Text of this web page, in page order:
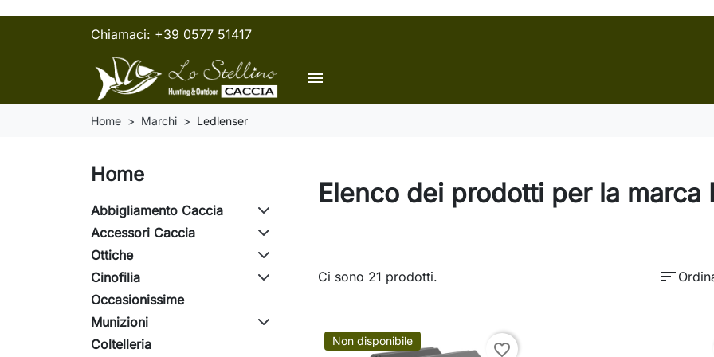
Chiamaci: +39 0577 51417
menu
Home Marchi Ledlenser
Home
Abbigliamento Caccia
Accessori Caccia
Ottiche
Cinofilia
Occasionissime
Munizioni
Coltelleria
Elenco dei prodotti per la marca
Ci sono 21 prodotti. sort
Non disponibile favorite_border